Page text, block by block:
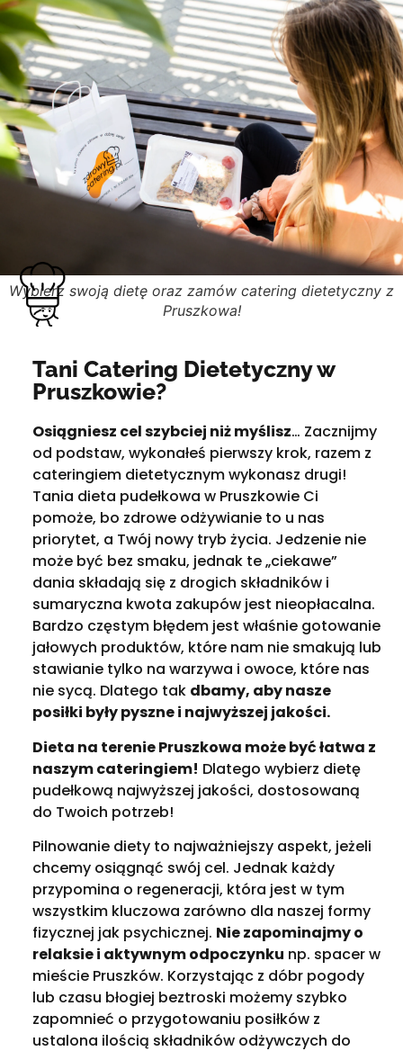
Wybierz swoją dietę oraz zamów catering dietetyczny z
Pruszkowa!
Tani Catering Dietetyczny w
Pruszkowie?
Osiągniesz cel szybciej niż myślisz… Zacznijmy
od podstaw, wykonałeś pierwszy krok, razem z
cateringiem dietetycznym wykonasz drugi!
Tania dieta pudełkowa w Pruszkowie Ci
pomoże, bo zdrowe odżywianie to u nas
priorytet, a Twój nowy tryb życia. Jedzenie nie
może być bez smaku, jednak te „ciekawe”
dania składają się z drogich składników i
sumaryczna kwota zakupów jest nieopłacalna.
Bardzo częstym błędem jest właśnie gotowanie
jałowych produktów, które nam nie smakują lub
stawianie tylko na warzywa i owoce, które nas
nie sycą. Dlatego tak dbamy, aby nasze
posiłki były pyszne i najwyższej jakości.
Dieta na terenie Pruszkowa może być łatwa z
naszym cateringiem! Dlatego wybierz dietę
pudełkową najwyższej jakości, dostosowaną
do Twoich potrzeb!
Pilnowanie diety to najważniejszy aspekt, jeżeli
chcemy osiągnąć swój cel. Jednak każdy
przypomina o regeneracji, która jest w tym
wszystkim kluczowa zarówno dla naszej formy
fizycznej jak psychicznej. Nie zapominajmy o
relaksie i aktywnym odpoczynku np. spacer w
mieście Pruszków. Korzystając z dóbr pogody
lub czasu błogiej beztroski możemy szybko
zapomnieć o przygotowaniu posiłków z
ustalona ilością składników odżywczych do